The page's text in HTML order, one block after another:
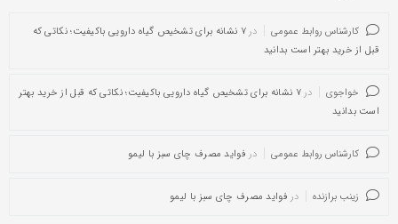
کارشناس روابط عمومی در
۷ نشانه برای تشخیص گیاه دارویی باکیفیت؛ نکاتی که
قبل از خرید بهتر است بدانید
خواجوی در
۷ نشانه برای تشخیص گیاه دارویی باکیفیت؛ نکاتی که قبل از خرید بهتر
است بدانید
کارشناس روابط عمومی در فواید مصرف چای سبز با لیمو
زینب برازنده در فواید مصرف چای سبز با لیمو